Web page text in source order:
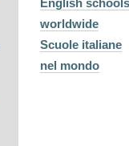
English schools
worldwide
Scuole italiane
nel mondo